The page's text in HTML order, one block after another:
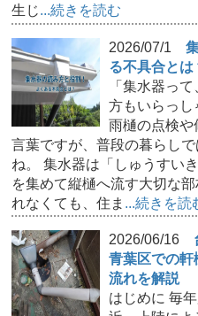
生じ...続きを読む
2026/07/1
る不具合とは
「集水器っ
方もいらっし
雨樋の点検や
言葉ですが、普段の暮らし
ね。 集水器は「しゅうすい
を集めて縦樋へ流す大切な
れなくても、住ま ...続きを読
2026/06/16
青葉区での軒
流れを解説
はじめに 毎